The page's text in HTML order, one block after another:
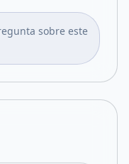
sobre este